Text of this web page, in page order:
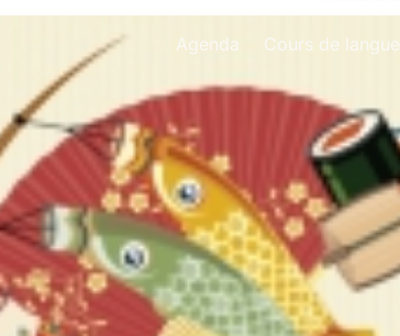
Agenda Cours de langue